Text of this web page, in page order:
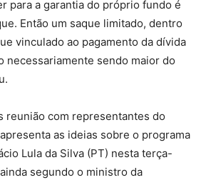
para a garantia do próprio fundo é
Então um saque limitado, dentro
vinculado ao pagamento da dívida
necessariamente sendo maior do
reunião com representantes do
as ideias sobre o programa
Lula da Silva (PT) nesta terça-
segundo o ministro da